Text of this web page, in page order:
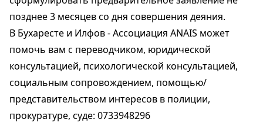
позднее 3 месяцев со дня совершения деяния.
В Бухаресте и Илфов - Ассоциация ANAIS может
помочь вам с переводчиком, юридической
консультацией, психологической консультацией,
социальным сопровождением, помощью/
представительством интересов в полиции,
прокуратуре, суде: 0733948296